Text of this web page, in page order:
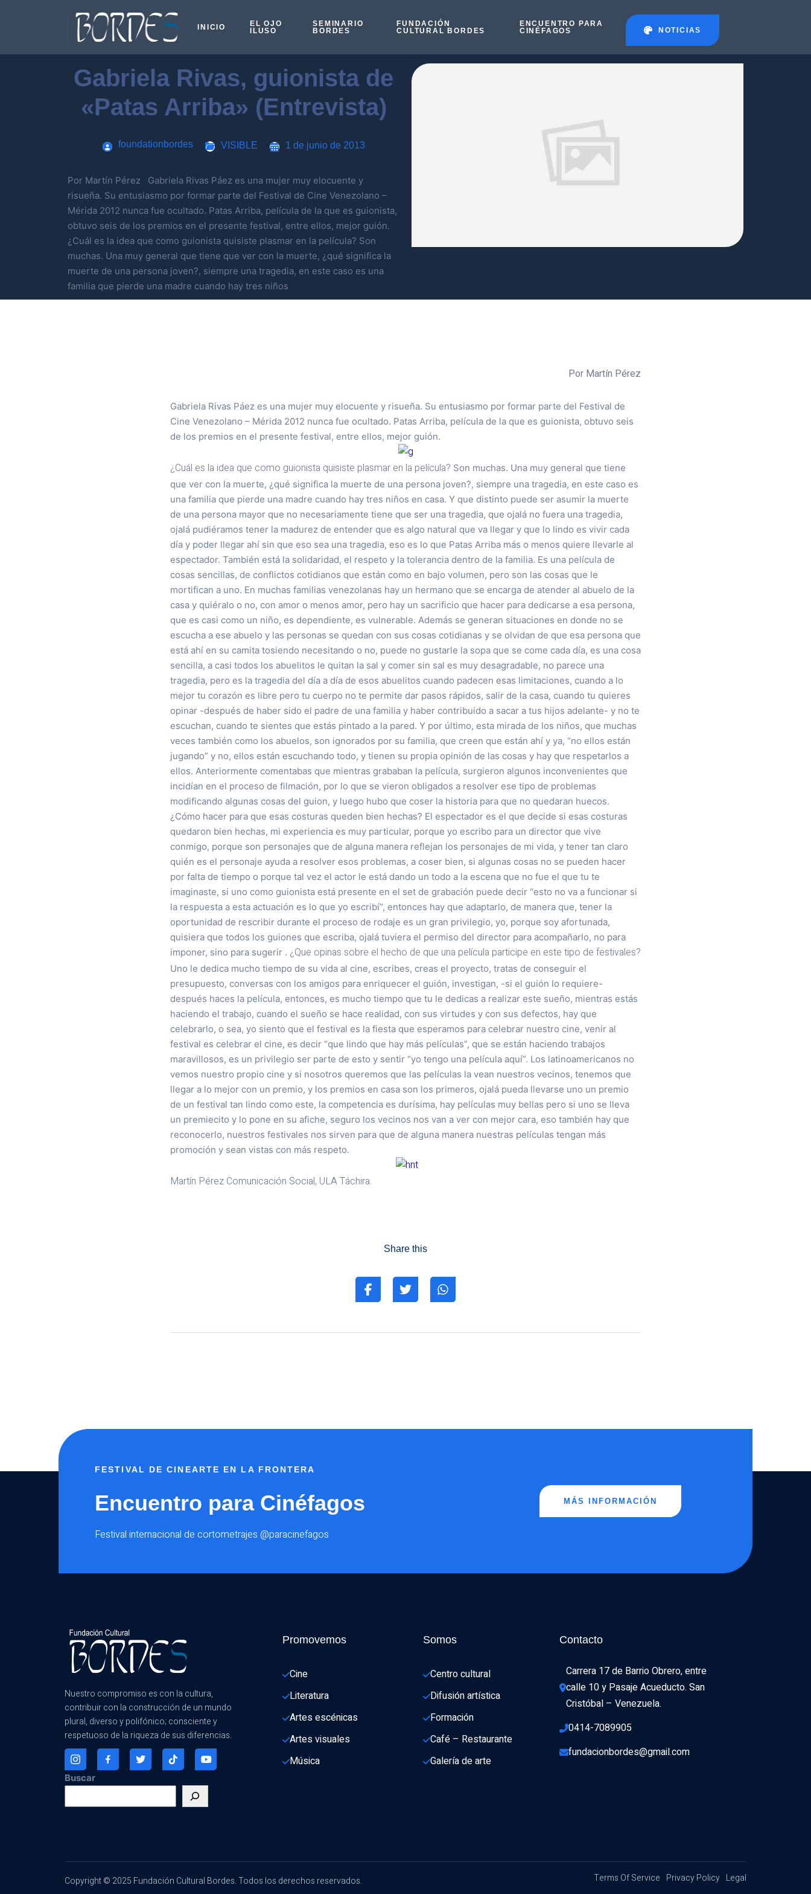
INICIO
EL OJO
ILUSO
SEMINARIO
BORDES
FUNDACIÓN
CULTURAL BORDES
ENCUENTRO PARA
CINÉFAGOS
NOTICIAS
Gabriela Rivas, guionista de
«Patas Arriba» (Entrevista)
foundationbordes VISIBLE 1 de junio de 2013
Por Martín Pérez Gabriela Rivas Páez es una mujer muy elocuente y
risueña. Su entusiasmo por formar parte del Festival de Cine Venezolano –
Mérida 2012 nunca fue ocultado. Patas Arriba, película de la que es guionista,
obtuvo seis de los premios en el presente festival, entre ellos, mejor guión.
¿Cuál es la idea que como guionista quisiste plasmar en la película? Son
muchas. Una muy general que tiene que ver con la muerte, ¿qué significa la
muerte de una persona joven?, siempre una tragedia, en este caso es una
familia que pierde una madre cuando hay tres niños
Por Martín Pérez
Gabriela Rivas Páez es una mujer muy elocuente y risueña. Su entusiasmo por formar parte del Festival de
Cine Venezolano – Mérida 2012 nunca fue ocultado. Patas Arriba, película de la que es guionista, obtuvo seis
de los premios en el presente festival, entre ellos, mejor guión.
¿Cuál es la idea que como guionista quisiste plasmar en la película? Son muchas. Una muy general que tiene
que ver con la muerte, ¿qué significa la muerte de una persona joven?, siempre una tragedia, en este caso es
una familia que pierde una madre cuando hay tres niños en casa. Y que distinto puede ser asumir la muerte
de una persona mayor que no necesariamente tiene que ser una tragedia, que ojalá no fuera una tragedia,
ojalá pudiéramos tener la madurez de entender que es algo natural que va llegar y que lo lindo es vivir cada
día y poder llegar ahí sin que eso sea una tragedia, eso es lo que Patas Arriba más o menos quiere llevarle al
espectador. También está la solidaridad, el respeto y la tolerancia dentro de la familia. Es una película de
cosas sencillas, de conflictos cotidianos que están como en bajo volumen, pero son las cosas que le
mortifican a uno. En muchas familias venezolanas hay un hermano que se encarga de atender al abuelo de la
casa y quiéralo o no, con amor o menos amor, pero hay un sacrificio que hacer para dedicarse a esa persona,
que es casi como un niño, es dependiente, es vulnerable. Además se generan situaciones en donde no se
escucha a ese abuelo y las personas se quedan con sus cosas cotidianas y se olvidan de que esa persona que
está ahí en su camita tosiendo necesitando o no, puede no gustarle la sopa que se come cada día, es una cosa
sencilla, a casi todos los abuelitos le quitan la sal y comer sin sal es muy desagradable, no parece una
tragedia, pero es la tragedia del día a día de esos abuelitos cuando padecen esas limitaciones, cuando a lo
mejor tu corazón es libre pero tu cuerpo no te permite dar pasos rápidos, salir de la casa, cuando tu quieres
opinar -después de haber sido el padre de una familia y haber contribuido a sacar a tus hijos adelante- y no te
escuchan, cuando te sientes que estás pintado a la pared. Y por último, esta mirada de los niños, que muchas
veces también como los abuelos, son ignorados por su familia, que creen que están ahí y ya, “no ellos están
jugando” y no, ellos están escuchando todo, y tienen su propia opinión de las cosas y hay que respetarlos a
ellos. Anteriormente comentabas que mientras grababan la película, surgieron algunos inconvenientes que
incidían en el proceso de filmación, por lo que se vieron obligados a resolver ese tipo de problemas
modificando algunas cosas del guion, y luego hubo que coser la historia para que no quedaran huecos.
¿Cómo hacer para que esas costuras queden bien hechas? El espectador es el que decide si esas costuras
quedaron bien hechas, mi experiencia es muy particular, porque yo escribo para un director que vive
conmigo, porque son personajes que de alguna manera reflejan los personajes de mi vida, y tener tan claro
quién es el personaje ayuda a resolver esos problemas, a coser bien, si algunas cosas no se pueden hacer
por falta de tiempo o porque tal vez el actor le está dando un todo a la escena que no fue el que tu te
imaginaste, si uno como guionista está presente en el set de grabación puede decir “esto no va a funcionar si
la respuesta a esta actuación es lo que yo escribí”, entonces hay que adaptarlo, de manera que, tener la
oportunidad de rescribir durante el proceso de rodaje es un gran privilegio, yo, porque soy afortunada,
quisiera que todos los guiones que escriba, ojalá tuviera el permiso del director para acompañarlo, no para
imponer, sino para sugerir . ¿Que opinas sobre el hecho de que una película participe en este tipo de festivales?
Uno le dedica mucho tiempo de su vida al cine, escribes, creas el proyecto, tratas de conseguir el
presupuesto, conversas con los amigos para enriquecer el guión, investigan, -si el guión lo requiere-
después haces la película, entonces, es mucho tiempo que tu le dedicas a realizar este sueño, mientras estás
haciendo el trabajo, cuando el sueño se hace realidad, con sus virtudes y con sus defectos, hay que
celebrarlo, o sea, yo siento que el festival es la fiesta que esperamos para celebrar nuestro cine, venir al
festival es celebrar el cine, es decir “que lindo que hay más películas”, que se están haciendo trabajos
maravillosos, es un privilegio ser parte de esto y sentir “yo tengo una película aquí”. Los latinoamericanos no
vemos nuestro propio cine y si nosotros queremos que las películas la vean nuestros vecinos, tenemos que
llegar a lo mejor con un premio, y los premios en casa son los primeros, ojalá pueda llevarse uno un premio
de un festival tan lindo como este, la competencia es durísima, hay películas muy bellas pero si uno se lleva
un premiecito y lo pone en su afiche, seguro los vecinos nos van a ver con mejor cara, eso también hay que
reconocerlo, nuestros festivales nos sirven para que de alguna manera nuestras películas tengan más
promoción y sean vistas con más respeto.
Martín Pérez Comunicación Social, ULA Táchira.
Share this
FESTIVAL DE CINEARTE EN LA FRONTERA
Encuentro para Cinéfagos
Festival internacional de cortometrajes @paracinefagos
MÁS INFORMACIÓN
Nuestro compromiso es con la cultura,
contribuir con la construcción de un mundo
plural, diverso y polifónico; consciente y
respetuoso de la riqueza de sus diferencias.
Buscar
Promovemos
Cine
Literatura
Artes escénicas
Artes visuales
Música
Somos
Centro cultural
Difusión artística
Formación
Café – Restaurante
Galería de arte
Contacto
Carrera 17 de Barrio Obrero, entre
calle 10 y Pasaje Acueducto. San
Cristóbal – Venezuela.
0414-7089905
fundacionbordes@gmail.com
Copyright © 2025 Fundación Cultural Bordes. Todos los derechos reservados. Terms Of Service Privacy Policy Legal